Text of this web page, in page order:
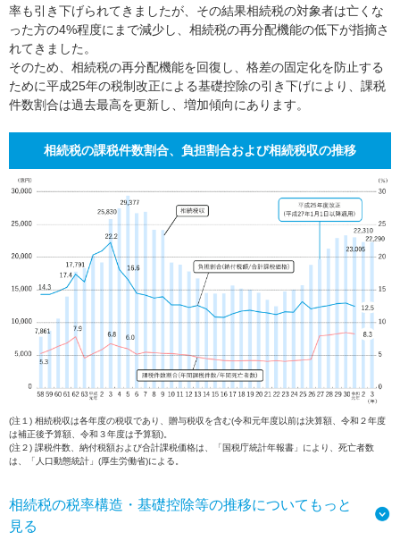
率も引き下げられてきましたが、その結果相続税の対象者は亡くな
った方の4%程度にまで減少し、相続税の再分配機能の低下が指摘さ
れてきました。
そのため、相続税の再分配機能を回復し、格差の固定化を防止する
ために平成25年の税制改正による基礎控除の引き下げにより、課税
件数割合は過去最高を更新し、増加傾向にあります。
相続税の課税件数割合、負担割合および相続税収の推移
(注１) 相続税収は各年度の税収であり、贈与税収を含む(令和元年度以前は決算額、令和２年度
は補正後予算額、令和３年度は予算額)。
(注２) 課税件数、納付税額および合計課税価格は、「国税庁統計年報書」により、死亡者数
は、「人口動態統計」(厚生労働省)による。
相続税の税率構造・基礎控除等の推移についてもっと
見る